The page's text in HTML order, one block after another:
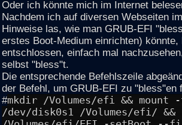
Oder ich könnte mich im Internet
Nachdem ich auf diversen Webseiten
Hinweise las, wie man GRUB-EFI
erstes Boot-Medium einrichten)
entschlossen, einfach mal
selbst "bless"t.
Die entsprechende Befehlszeile
der Befehl, um GRUB-EFI zu "bless"en
#mkdir /Volumes/efi && mount -
/dev/disk0s1 /Volumes/efi/ &&